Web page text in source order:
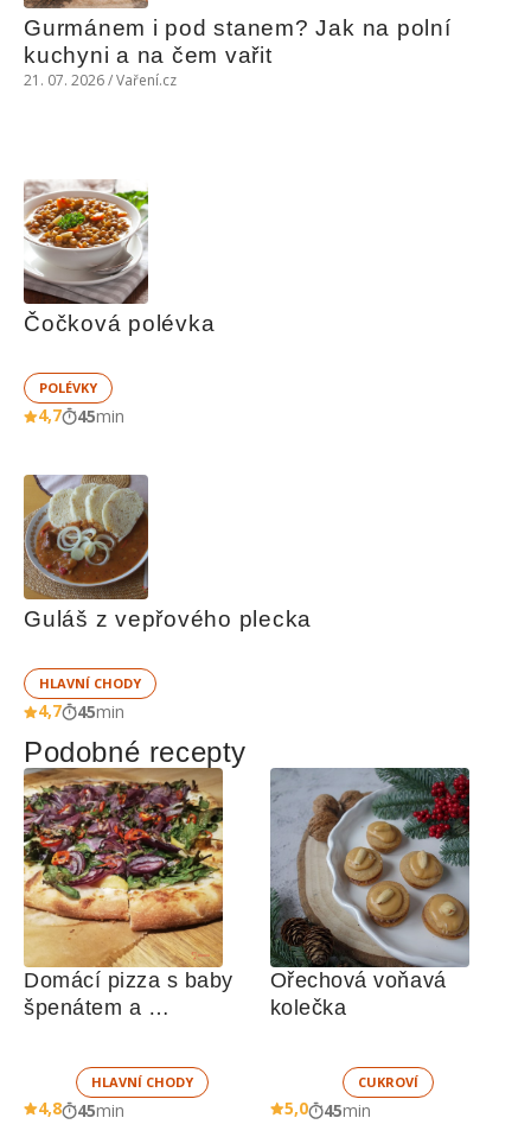
Gurmánem i pod stanem? Jak na polní
kuchyni a na čem vařit
21. 07. 2026 / Vaření.cz
Čočková polévka
POLÉVKY
4,7 45min
Guláš z vepřového plecka
HLAVNÍ CHODY
4,7 45min
Podobné recepty
Domácí pizza s baby
špenátem a
HLAVNÍ CHODY
4,8 45min
Ořechová voňavá
kolečka
CUKROVÍ
5,0 45min